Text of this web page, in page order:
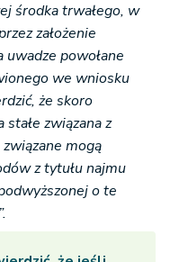
środka trwałego, w
założenie
powołane
we wniosku
że skoro
związana z
mogą
z tytułu najmu
o te